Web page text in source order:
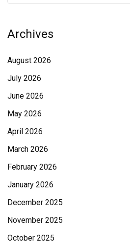
Archives
August 2026
July 2026
June 2026
May 2026
April 2026
March 2026
February 2026
January 2026
December 2025
November 2025
October 2025